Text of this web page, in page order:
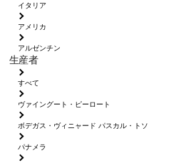
イタリア
アメリカ
アルゼンチン
生産者
すべて
ヴァイングート・ピーロート
ボデガス・ヴィニャード パスカル・トソ
パナメラ